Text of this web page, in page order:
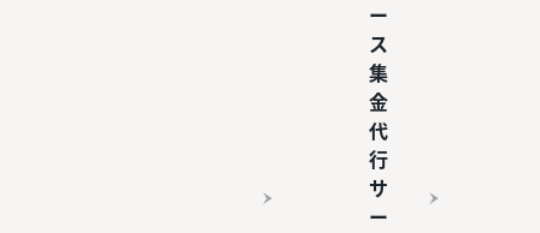
ー
ス
集
金
代
行
サ
ー